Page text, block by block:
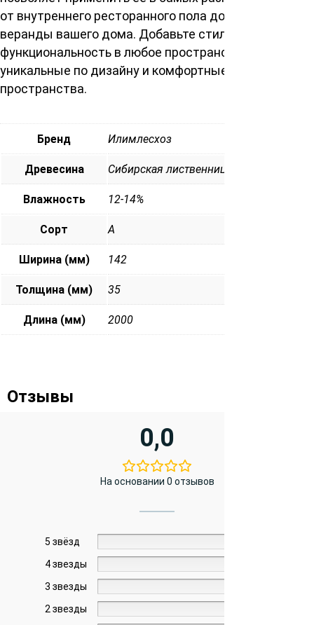
от внутреннего ресторанного пола до уютной
веранды вашего дома. Добавьте стиль и
функциональность в любое пространство, создавая
уникальные по дизайну и комфортные
пространства.
Бренд Илимлесхоз
Древесина Сибирская лиственница
Влажность 12-14%
Сорт А
Ширина (мм) 142
Толщина (мм) 35
Длина (мм) 2000
Отзывы
0,0
На основании 0 отзывов
5 звёзд
4 звезды
3 звезды
2 звезды